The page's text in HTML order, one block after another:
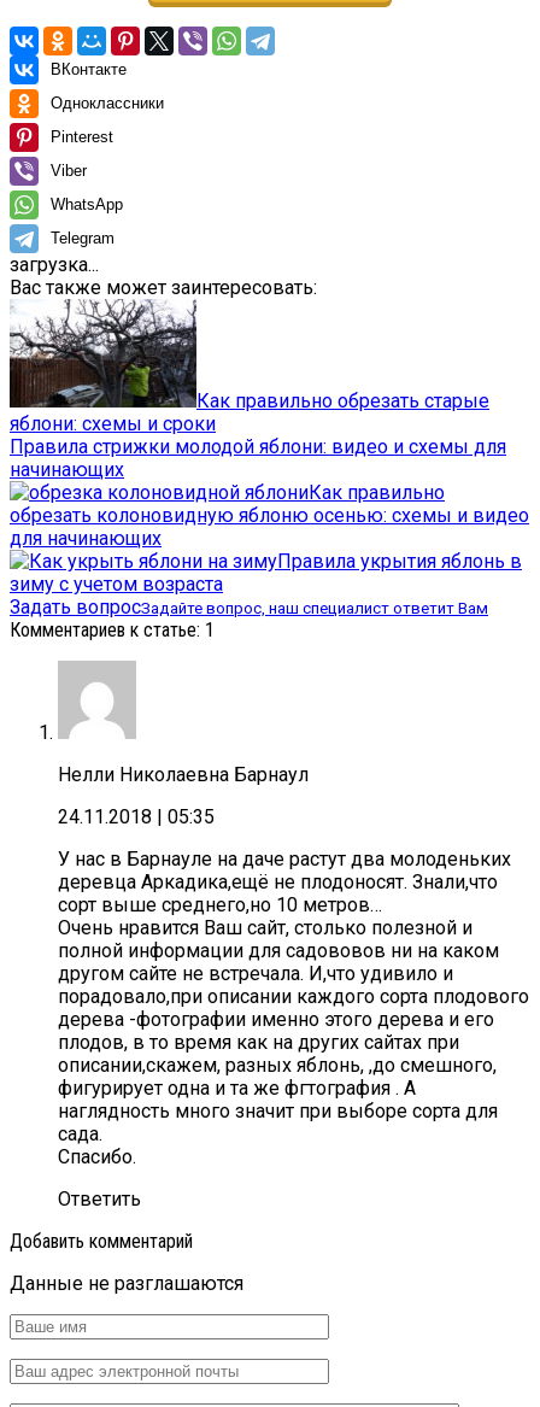
ВКонтакте
Одноклассники
Pinterest
Viber
WhatsApp
Telegram
загрузка...
Вас также может заинтересовать:
Как правильно обрезать старые
яблони: схемы и сроки
Правила стрижки молодой яблони: видео и схемы для
начинающих
Как правильно
обрезать колоновидную яблоню осенью: схемы и видео
для начинающих
Правила укрытия яблонь в
зиму с учетом возраста
Задать вопросЗадайте вопрос, наш специалист ответит Вам
Комментариев к статье: 1
Нелли Николаевна Барнаул
24.11.2018 | 05:35
У нас в Барнауле на даче растут два молоденьких
деревца Аркадика,ещё не плодоносят. Знали,что
сорт выше среднего,но 10 метров…
Очень нравится Ваш сайт, столько полезной и
полной информации для садововов ни на каком
другом сайте не встречала. И,что удивило и
порадовало,при описании каждого сорта плодового
дерева -фотографии именно этого дерева и его
плодов, в то время как на других сайтах при
описании,скажем, разных яблонь, ,до смешного,
фигурирует одна и та же фгтография . А
наглядность много значит при выборе сорта для
сада.
Спасибо.
Ответить
Добавить комментарий
Данные не разглашаются